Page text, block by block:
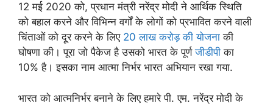
12 मई 2020 को, प्रधान मंत्री नरेंद्र मोदी ने आर्थिक स्थिति
को बहाल करने और विभिन्न वर्गों के लोगों को प्रभावित करने वाली
चिंताओं को दूर करने के लिए 20 लाख करोड़ की योजना की
घोषणा की। पूरा जो पैकेज है उसको भारत के पूर्णजीडीपी का
10% है। इसका नाम आत्मा निर्भर भारत अभियान रखा गया.
भारत को आत्मनिर्भर बनाने के लिए हमारे पी. एम. नरेंद्र मोदी के